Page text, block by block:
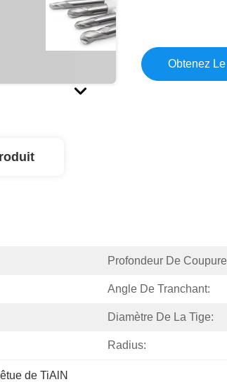
Obtenez
Profondeur De
Angle De Tranchant:
Diamètre De La Tige:
Radius:
de TiAlN